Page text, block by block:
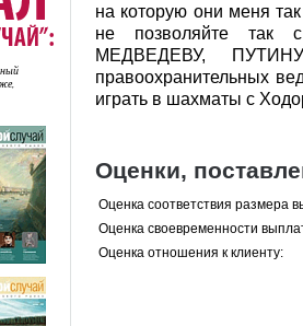
на которую они меня
не позволяйте так
МЕДВЕДЕВУ,
правоохранительных
играть в шахматы с
Оценки,
Оценка соответствия размера
Оценка своевременности
Оценка отношения к клиенту: